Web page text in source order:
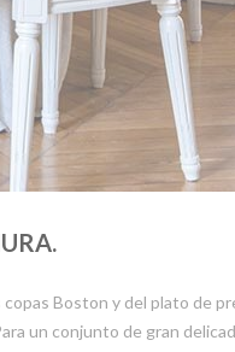
Boston y del plato de
un conjunto de gran